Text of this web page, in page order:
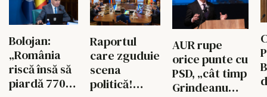
Bolojan:
„România
riscă însă să
piardă 770
Raportul
care zguduie
scena
politică!
AUR rupe
orice punte cu
PSD, „cât timp
Grindeanu